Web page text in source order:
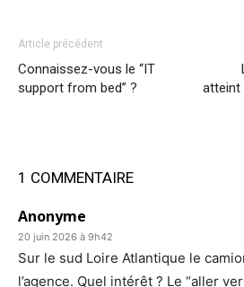
Article précédent
Connaissez-vous le “IT
support from bed” ?
atteint
1 COMMENTAIRE
Anonyme
20 juin 2026 à 9h42
Sur le sud Loire Atlantique le
l’agence. Quel intérêt ? Le “aller